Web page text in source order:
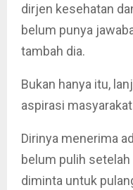
dirjen kesehatan
belum punya
tambah dia.
Bukan hanya itu,
aspirasi
Dirinya menerima
belum pulih
diminta untuk